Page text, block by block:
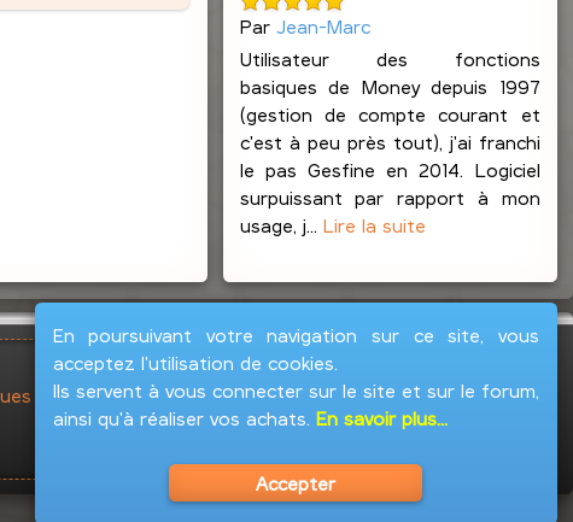
Par Jean-Marc
Utilisateur des fonctions
basiques de Money depuis 1997
(gestion de compte courant et
c'est à peu près tout), j'ai franchi
le pas Gesfine en 2014. Logiciel
surpuissant par rapport à mon
usage, j... Lire la suite
En poursuivant votre navigation sur ce site, vous
acceptez l'utilisation de cookies.
Ils servent à vous connecter sur le site et sur le forum,
ainsi qu'à réaliser vos achats. En savoir plus...
Accepter